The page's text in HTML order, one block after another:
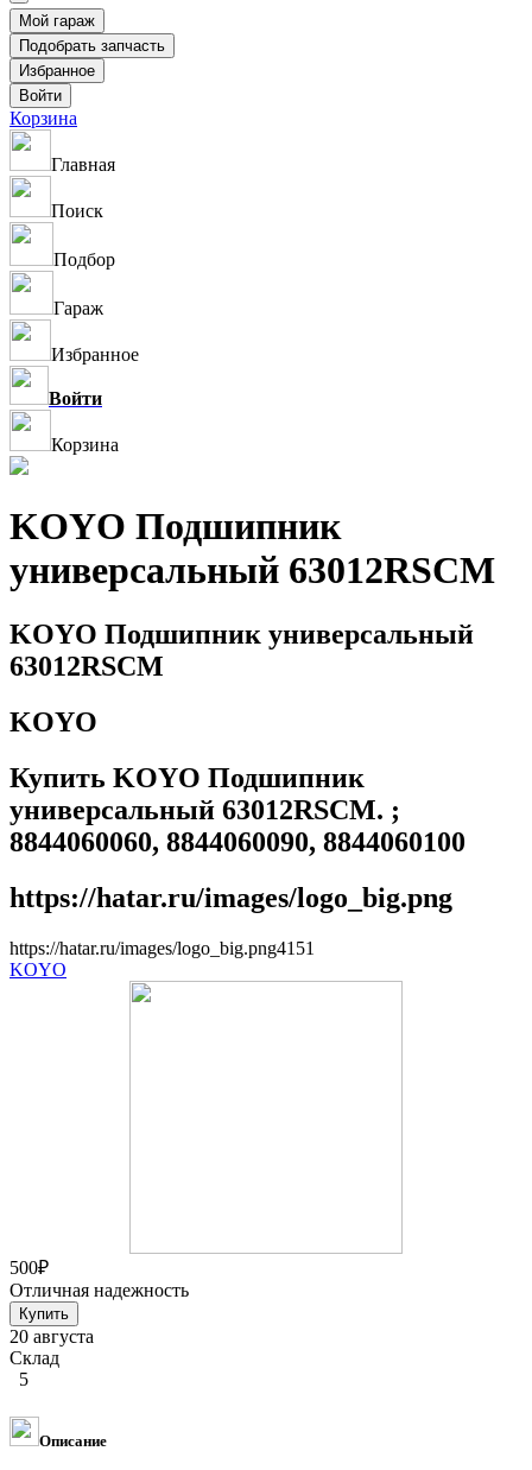
Корзина
Главная
Поиск
Подбор
Гараж
Избранное
Войти
Корзина
KOYO Подшипник
универсальный 63012RSCM
KOYO Подшипник универсальный
63012RSCM
KOYO
Купить KOYO Подшипник
универсальный 63012RSCM. ;
8844060060, 8844060090, 8844060100
https://hatar.ru/images/logo_big.png
https://hatar.ru/images/logo_big.png41 51
KOYO
500₽
Отличная надежность
20 августа
Склад
5
Описание